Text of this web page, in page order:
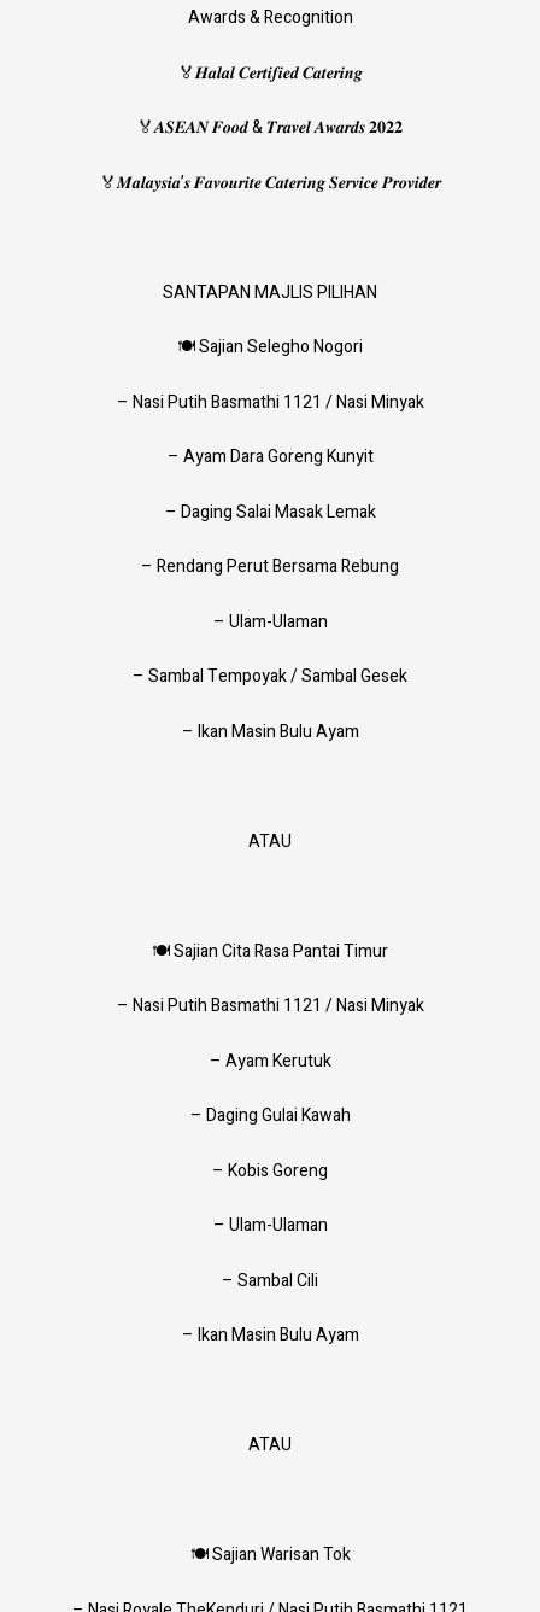
Awards & Recognition
🏅𝑯𝒂𝒍𝒂𝒍 𝑪𝒆𝒓𝒕𝒊𝒇𝒊𝒆𝒅 𝑪𝒂𝒕𝒆𝒓𝒊𝒏𝒈
🏅𝑨𝑺𝑬𝑨𝑵 𝑭𝒐𝒐𝒅 & 𝑻𝒓𝒂𝒗𝒆𝒍 𝑨𝒘𝒂𝒓𝒅𝒔 𝟐𝟎𝟐𝟐
🏅𝑴𝒂𝒍𝒂𝒚𝒔𝒊𝒂’𝒔 𝑭𝒂𝒗𝒐𝒖𝒓𝒊𝒕𝒆 𝑪𝒂𝒕𝒆𝒓𝒊𝒏𝒈 𝑺𝒆𝒓𝒗𝒊𝒄𝒆 𝑷𝒓𝒐𝒗𝒊𝒅𝒆𝒓
SANTAPAN MAJLIS PILIHAN
🍽 Sajian Selegho Nogori
– Nasi Putih Basmathi 1121 / Nasi Minyak
– Ayam Dara Goreng Kunyit
– Daging Salai Masak Lemak
– Rendang Perut Bersama Rebung
– Ulam-Ulaman
– Sambal Tempoyak / Sambal Gesek
– Ikan Masin Bulu Ayam
ATAU
🍽 Sajian Cita Rasa Pantai Timur
– Nasi Putih Basmathi 1121 / Nasi Minyak
– Ayam Kerutuk
– Daging Gulai Kawah
– Kobis Goreng
– Ulam-Ulaman
– Sambal Cili
– Ikan Masin Bulu Ayam
ATAU
🍽 Sajian Warisan Tok